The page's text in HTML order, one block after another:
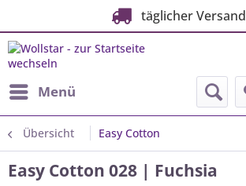
täglicher Versand
Menü
Übersicht Easy Cotton
Easy Cotton 028 | Fuchsia